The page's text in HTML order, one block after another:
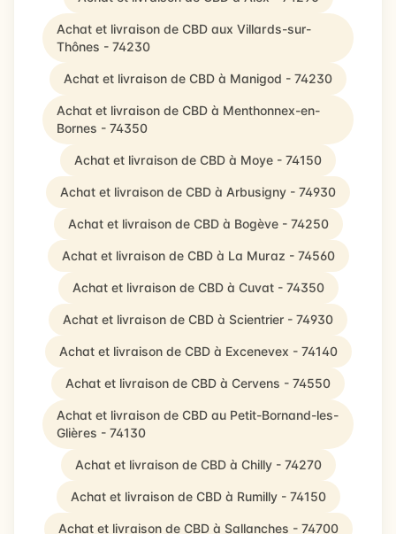
Achat et livraison de CBD aux Villards-sur-
Thônes - 74230
Achat et livraison de CBD à Manigod - 74230
Achat et livraison de CBD à Menthonnex-en-
Bornes - 74350
Achat et livraison de CBD à Moye - 74150
Achat et livraison de CBD à Arbusigny - 74930
Achat et livraison de CBD à Bogève - 74250
Achat et livraison de CBD à La Muraz - 74560
Achat et livraison de CBD à Cuvat - 74350
Achat et livraison de CBD à Scientrier - 74930
Achat et livraison de CBD à Excenevex - 74140
Achat et livraison de CBD à Cervens - 74550
Achat et livraison de CBD au Petit-Bornand-les-
Glières - 74130
Achat et livraison de CBD à Chilly - 74270
Achat et livraison de CBD à Rumilly - 74150
Achat et livraison de CBD à Sallanches - 74700